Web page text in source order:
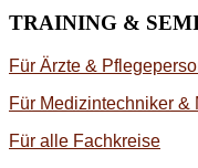
TRAINING &
Für Ärzte &
Für Medizintechniker
Für alle Fachkreise